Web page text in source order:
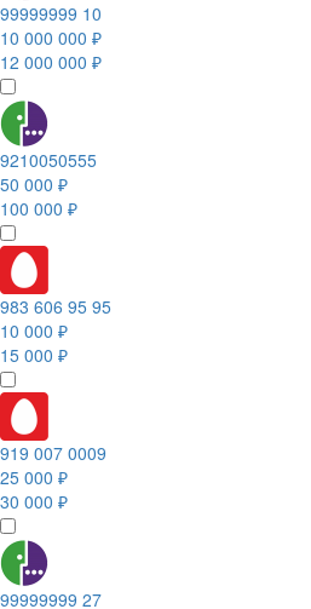
99999999 10
10 000 000 ₽
12 000 000 ₽
9210050555
50 000 ₽
100 000 ₽
983 606 95 95
10 000 ₽
15 000 ₽
919 007 0009
25 000 ₽
30 000 ₽
99999999 27